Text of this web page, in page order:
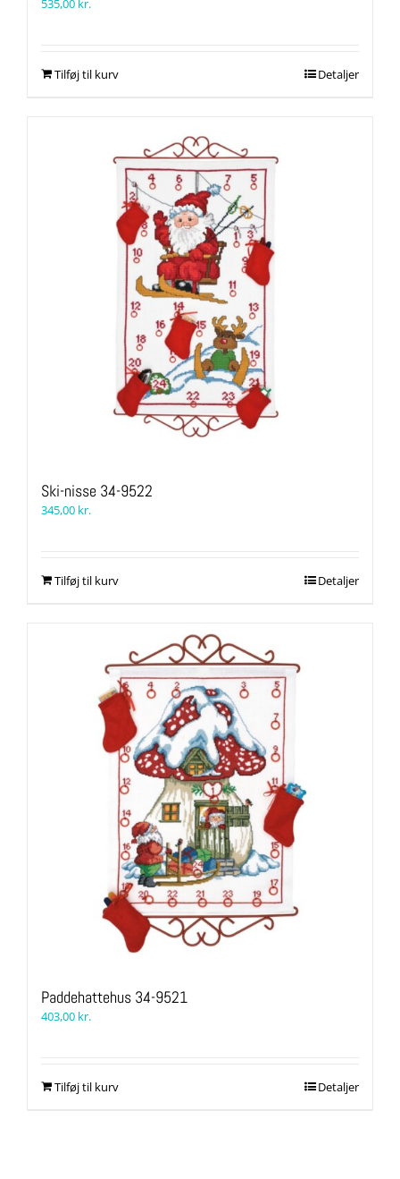
535,00 kr.
Tilføj til kurv Detaljer
Ski-nisse 34-9522
345,00 kr.
Tilføj til kurv Detaljer
Paddehattehus 34-9521
403,00 kr.
Tilføj til kurv Detaljer